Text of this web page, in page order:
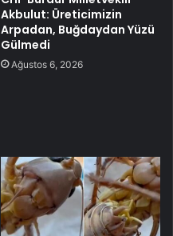
Akbulut: Üreticimizin
Arpadan, Buğdaydan Yüzü
Gülmedi
Ağustos 6, 2026